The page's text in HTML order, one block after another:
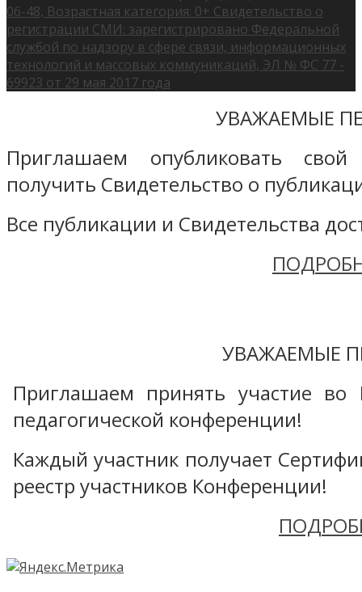
06-48, Возрастная категория: 0+ Свидетельство о
регистрации СМИ: зарегистрировано Федеральной
службой по надзору в сфере связи, информационных
технологий и массовых коммуникаций, ЭЛ № ФС 77 -
69923 от 29 мая 2017 года
УВАЖАЕМЫЕ
Приглашаем опубликовать
получить Свидетельство о
Все публикации и Свидетельства
УВАЖАЕМЫЕ
Приглашаем принять участие во
педагогической конференции!
Каждый участник получает
реестр участников Конференции!